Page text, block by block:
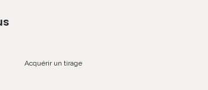
Acquérir un tirage